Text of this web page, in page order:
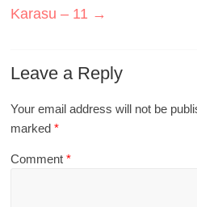
Karasu – 11 →
Leave a Reply
Your email address will not be
marked*
Comment*